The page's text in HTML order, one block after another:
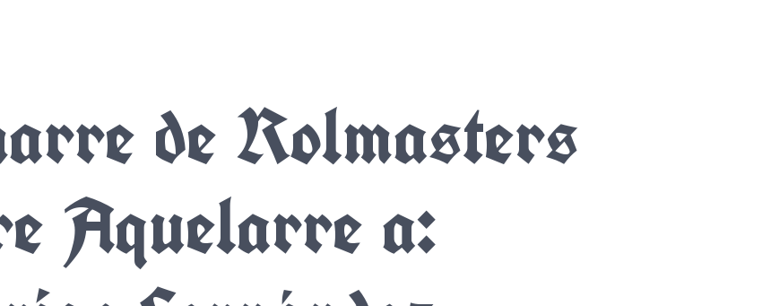
de Rolmasters
Aquelarre a: